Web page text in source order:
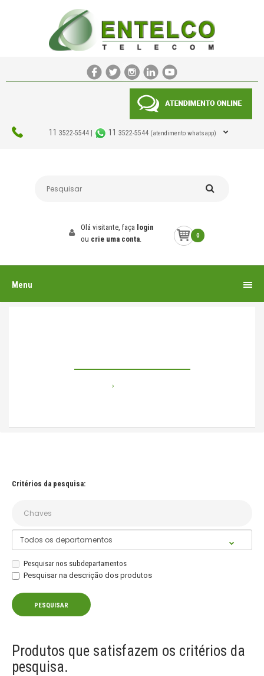
11 3522-5544 | 11 3522-5544 (atendimento whatsapp)
0
Olá visitante, faça login
ou crie uma conta.
Menu
Critérios da pesquisa:
Pesquisar nos subdepartamentos
Pesquisar na descrição dos produtos
Produtos que satisfazem os critérios da
pesquisa.